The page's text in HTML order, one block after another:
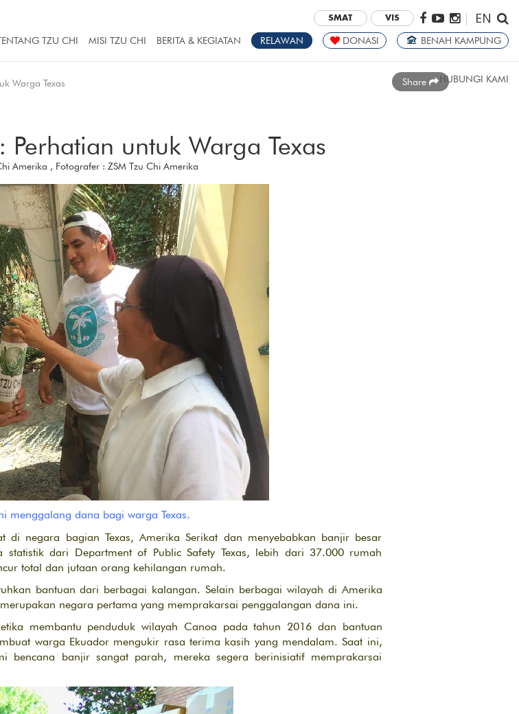
SMAT VIS | EN
TZU CHI MISI TZU CHI BERITA & KEGIATAN RELAWAN DONASI BENAH KAMPUNG
HUBUNGI KAMI
Warga Texas Share
untuk Warga Texas
Amerika , Fotografer : ZSM Tzu Chi Amerika
menggalang dana bagi warga Texas.
di negara bagian Texas, Amerika Serikat dan menyebabkan banjir besar
dari Department of Public Safety Texas, lebih dari 37.000 rumah
total dan jutaan orang kehilangan rumah.
bantuan dari berbagai kalangan. Selain berbagai wilayah di Amerika
negara pertama yang memprakarsai penggalangan dana ini.
membantu penduduk wilayah Canoa pada tahun 2016 dan bantuan
warga Ekuador mengukir rasa terima kasih yang mendalam. Saat ini,
bencana banjir sangat parah, mereka segera berinisiatif memprakarsai